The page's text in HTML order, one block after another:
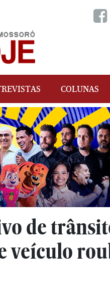
COLUNAS
de
veículo